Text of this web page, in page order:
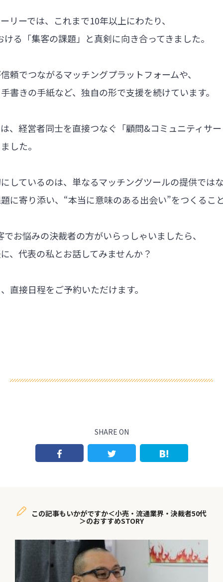
リーでは、これまで10年以上にわたり、
る「集客の課題」と真剣に向き合ってきました。
頼でつながるマッチングプラットフォームや、
書きの手紙など、独自の形で支援を続けています。
、経営者同士を直接つなぐ「顧問&コミュニティサ
した。
しているのは、単なるマッチングツールの提供では
に寄り添い、“本当に意味のある出会い”をつくるこ
お悩みの決裁者の方がいらっしゃいましたら、
、代表の私とお話してみませんか？
直接日程をご予約いただけます。
SHARE ON
この記事もいかがですか＜小売・流通業界・決裁者50代
＞のおすすめSTORY